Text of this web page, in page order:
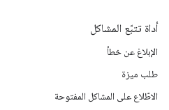
أداة تتبّع المشاكل
الإبلاغ عن خطأ
طلب ميزة
الاطّلاع على المشاكل المفتوحة